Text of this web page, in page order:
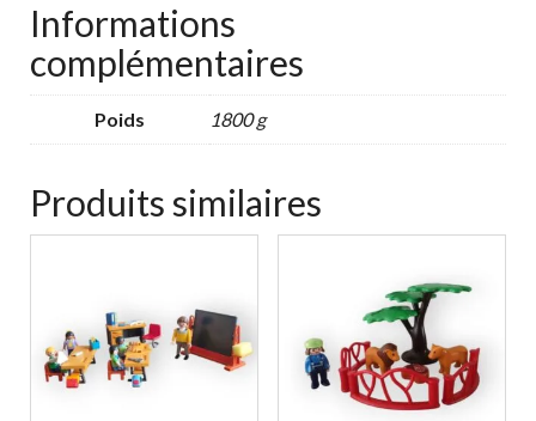
Informations
complémentaires
Poids 1800 g
Produits similaires